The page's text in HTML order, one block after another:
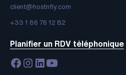
client@hostnfly.com
+33 1 86 76 12 82
Planifier un RDV téléphonique